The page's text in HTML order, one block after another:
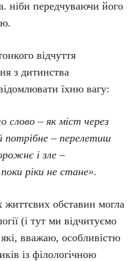
ніби передчуваючи його
відчуття
з дитинства
їхню вагу:
слово – як міст через
потрібне – перелетиш
і зле –
ріки не стане».
обставин могла
(і тут ми відчитуємо
які, вважаю, особливістю
із філологічною